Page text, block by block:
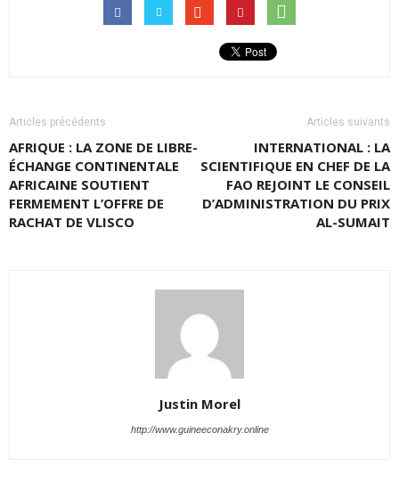
Articles précédents
AFRIQUE : LA ZONE DE LIBRE-
ÉCHANGE CONTINENTALE
AFRICAINE SOUTIENT
FERMEMENT L’OFFRE DE
RACHAT DE VLISCO
Articles suivants
INTERNATIONAL : LA
SCIENTIFIQUE EN CHEF DE LA
FAO REJOINT LE CONSEIL
D’ADMINISTRATION DU PRIX
AL-SUMAIT
Justin Morel
http://www.guineeconakry.online